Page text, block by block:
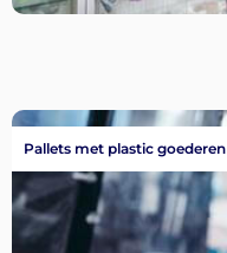
Pallets met plastic goederen